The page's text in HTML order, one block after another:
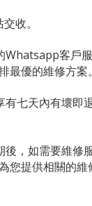
收。
Whatsapp客戶
最優的維修方案。
有七天內有壞即
後，如需要維修
您提供相關的